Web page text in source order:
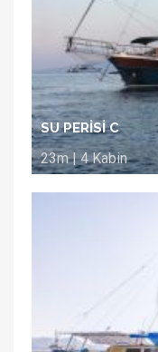
SU PERİSİ C
23m | 4 Kabin